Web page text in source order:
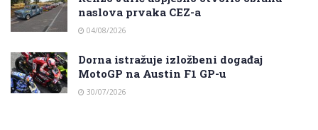
naslova prvaka CEZ-a
04/08/2026
Dorna istražuje izložbeni događaj
MotoGP na Austin F1 GP-u
30/07/2026